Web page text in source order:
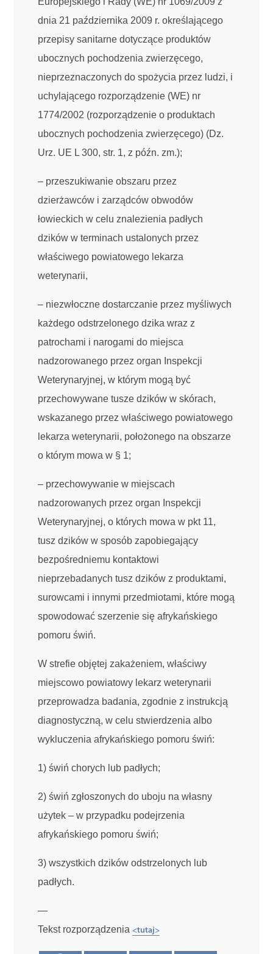
dnia 21 października 2009 r. określającego
przepisy sanitarne dotyczące produktów
ubocznych pochodzenia zwierzęcego,
nieprzeznaczonych do spożycia przez ludzi, i
uchylającego rozporządzenie (WE) nr
1774/2002 (rozporządzenie o produktach
ubocznych pochodzenia zwierzęcego) (Dz.
Urz. UE L 300, str. 1, z późn. zm.);
– przeszukiwanie obszaru przez
dzierżawców i zarządców obwodów
łowieckich w celu znalezienia padłych
dzików w terminach ustalonych przez
właściwego powiatowego lekarza
weterynarii,
– niezwłoczne dostarczanie przez myśliwych
każdego odstrzelonego dzika wraz z
patrochami i narogami do miejsca
nadzorowanego przez organ Inspekcji
Weterynaryjnej, w którym mogą być
przechowywane tusze dzików w skórach,
wskazanego przez właściwego powiatowego
lekarza weterynarii, położonego na obszarze
o którym mowa w § 1;
– przechowywanie w miejscach
nadzorowanych przez organ Inspekcji
Weterynaryjnej, o których mowa w pkt 11,
tusz dzików w sposób zapobiegający
bezpośredniemu kontaktowi
nieprzebadanych tusz dzików z produktami,
surowcami i innymi przedmiotami, które mogą
spowodować szerzenie się afrykańskiego
pomoru świń.
W strefie objętej zakażeniem, właściwy
miejscowo powiatowy lekarz weterynarii
przeprowadza badania, zgodnie z instrukcją
diagnostyczną, w celu stwierdzenia albo
wykluczenia afrykańskiego pomoru świń:
1) świń chorych lub padłych;
2) świń zgłoszonych do uboju na własny
użytek – w przypadku podejrzenia
afrykańskiego pomoru świń;
3) wszystkich dzików odstrzelonych lub
padłych.
—
Tekst rozporządzenia <tutaj>